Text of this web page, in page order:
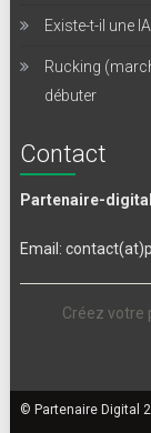
Existe-t-il une
Rucking
débuter
Contact
Partenaire-
Email:
Créez votre
© Partenaire Digital